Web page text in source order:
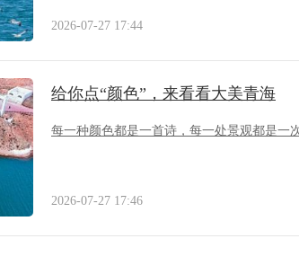
2026-07-27 17:44
给你点“颜色”，来看看大美青海
每一种颜色都是一首诗，每一处景观都是一
2026-07-27 17:46